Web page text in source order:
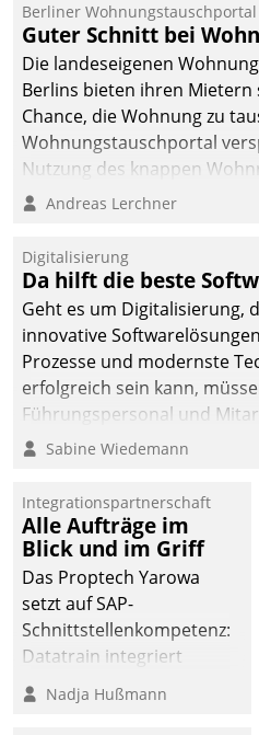
Berliner Wohnungstauschportal
Guter Schnitt bei
Die landeseigenen
Berlins bieten ihren Mietern
Chance, die Wohnung zu
Wohnungstauschportal
Nutzung des knappen
Anwendungsfall für
Unternehmen.
Andreas Lerchner
Digitalisierung
Da hilft die beste
Geht es um Digitalisierung,
innovative
Prozesse und modernste
erfolgreich sein kann,
Führungspersonal und
verändern und anzupassen,
Sabine Wiedemann
Integrationspartnerschaft
Alle Aufträge im
Blick und im Griff
Das Proptech Yarowa
setzt auf SAP-
Schnittstellenkompetenz:
Datatrain integriert
Yarowas Portal zur
Vergabe und Verwaltung
Nadja Hußmann